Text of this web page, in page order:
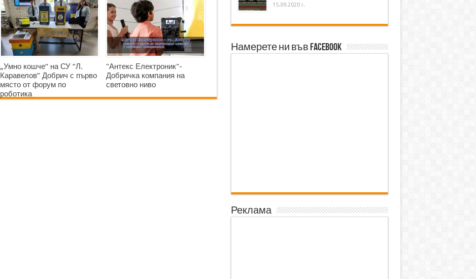
„Умно кошче“ на СУ “Л.
Каравелов” Добрич с първо
място от форум по
роботика
"Антекс Електроник"-
Добричка компания на
световно ниво
15.09.2020 г.
Намерете ни във Facebook
Реклама